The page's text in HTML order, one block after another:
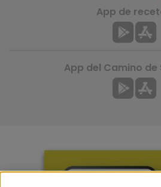
App de
App del Camino